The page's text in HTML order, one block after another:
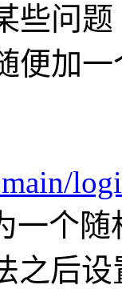
些问题
便加
一个
之后设